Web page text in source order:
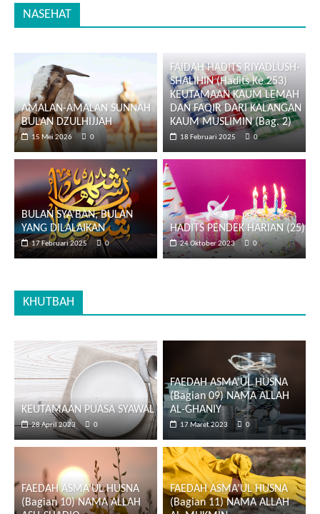
NASEHAT
AMALAN-AMALAN SUNNAH
BULAN DZULHIJJAH
15 Mei 2026 0
FAIDAH HADITS RIYADLUSH-
SHALIHIN (Hadits Ke 253)
KEUTAMAAN KAUM LEMAH
DAN FAQIR DARI KALANGAN
KAUM MUSLIMIN (Bag. 2)
18 Februari 2025 0
BULAN SYA’BAN, BULAN
YANG DILALAIKAN
17 Februari 2025 0
HADITS PENDEK HARIAN (25)
24 Oktober 2023 0
KHUTBAH
KEUTAMAAN PUASA SYAWAL
28 April 2023 0
FAEDAH ASMA’UL HUSNA
(Bagian 09) NAMA ALLAH
AL-GHANIY
17 Maret 2023 0
FAEDAH ASMA’UL HUSNA
(Bagian 10) NAMA ALLAH
FAEDAH ASMA’UL HUSNA
(Bagian 11) NAMA ALLAH